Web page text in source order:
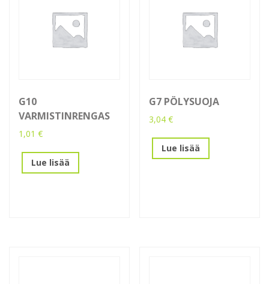
G10
VARMISTINRENGAS
1,01 €
Lue lisää
G7 PÖLYSUOJA
3,04€
Lue lisää